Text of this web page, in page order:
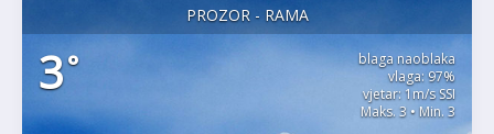
PROZOR - RAMA
3°
blaga naoblaka
vlaga: 97%
vjetar: 1m/s SSI
Maks. 3 • Min. 3